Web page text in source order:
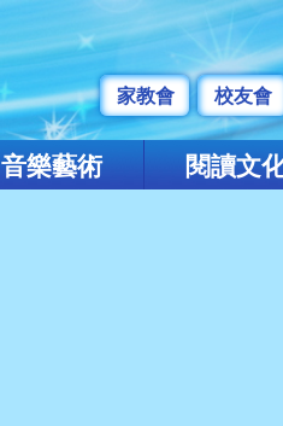
家教會 校友會
音樂藝術 閱讀文